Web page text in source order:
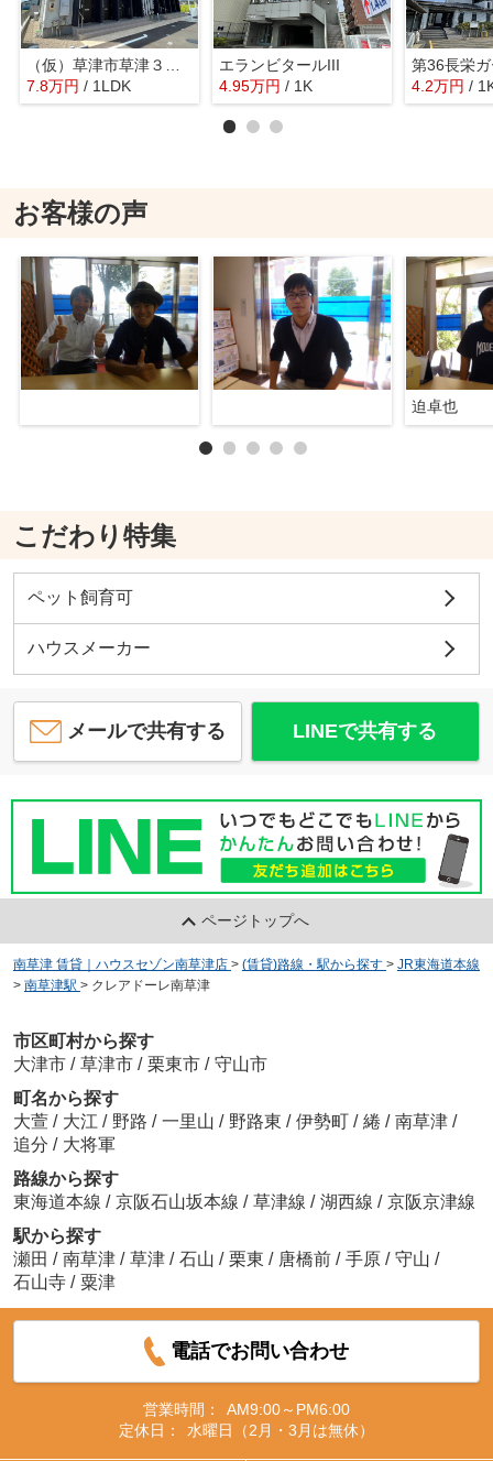
7.8万円 / 1LDK
エランビタールIII
4.95万円 / 1K 4.2万円 /
お客様の声
迫卓也
こだわり特集
ペット飼育可
ハウスメーカー
メールで共有する LINEで共有する
ページトップへ
南草津 賃貸｜ハウスセゾン南草津店 > (賃貸)路線・駅から探す > JR東海道本線
> 南草津駅 > クレアドーレ南草津
市区町村から探す
大津市 / 草津市 / 栗東市 / 守山市
町名から探す
大萱 / 大江 / 野路 / 一里山 / 野路東 / 伊勢町 / 綣 / 南草津 /
追分 / 大将軍
路線から探す
東海道本線 / 京阪石山坂本線 / 草津線 / 湖西線 / 京阪京津線
駅から探す
瀬田 / 南草津 / 草津 / 石山 / 栗東 / 唐橋前 / 手原 / 守山 /
石山寺 / 粟津
電話でお問い合わせ
営業時間：
AM9:00～PM6:00
定休日：
水曜日（2月・3月は無休）